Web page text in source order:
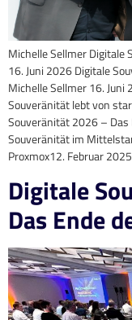
Michelle Sellmer
16. Juni 2026 Digitale
Michelle Sellmer 16.
Souveränität lebt von
Souveränität 2026 – Das
Souveränität im
Proxmox12. Februar
Digitale
Das Ende